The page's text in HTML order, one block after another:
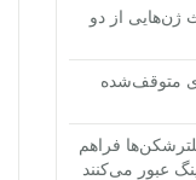
ژن‌هایی از دو
متوقف‌شده
فراهم
عبور می‌کنند